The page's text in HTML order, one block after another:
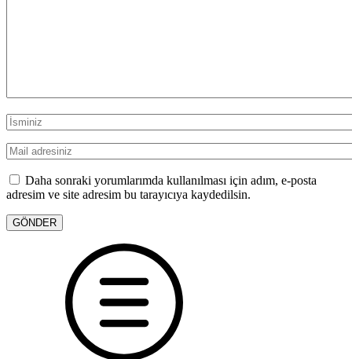
Daha sonraki yorumlarımda kullanılması için adım, e-posta
adresim ve site adresim bu tarayıcıya kaydedilsin.